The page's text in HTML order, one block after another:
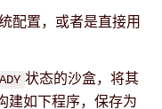
配置，或者是直接用
状态的沙盒，将其
建如下程序，保存为